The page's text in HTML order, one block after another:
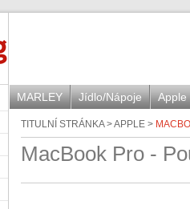
MARLEY Jídlo/Nápoje Apple
TITULNÍ STRÁNKA>APPLE >
MacBook Pro -